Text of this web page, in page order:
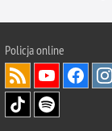
Policjaonline